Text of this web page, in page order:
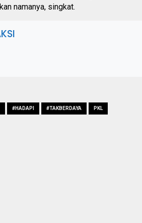
namanya, singkat.
#HADAPI #TAKBERDAYA PKL